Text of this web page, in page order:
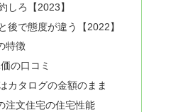
しろ【2023】
後で態度が違う【2022】
特徴
の口コミ
カタログの金額のまま
注文住宅の住宅性能